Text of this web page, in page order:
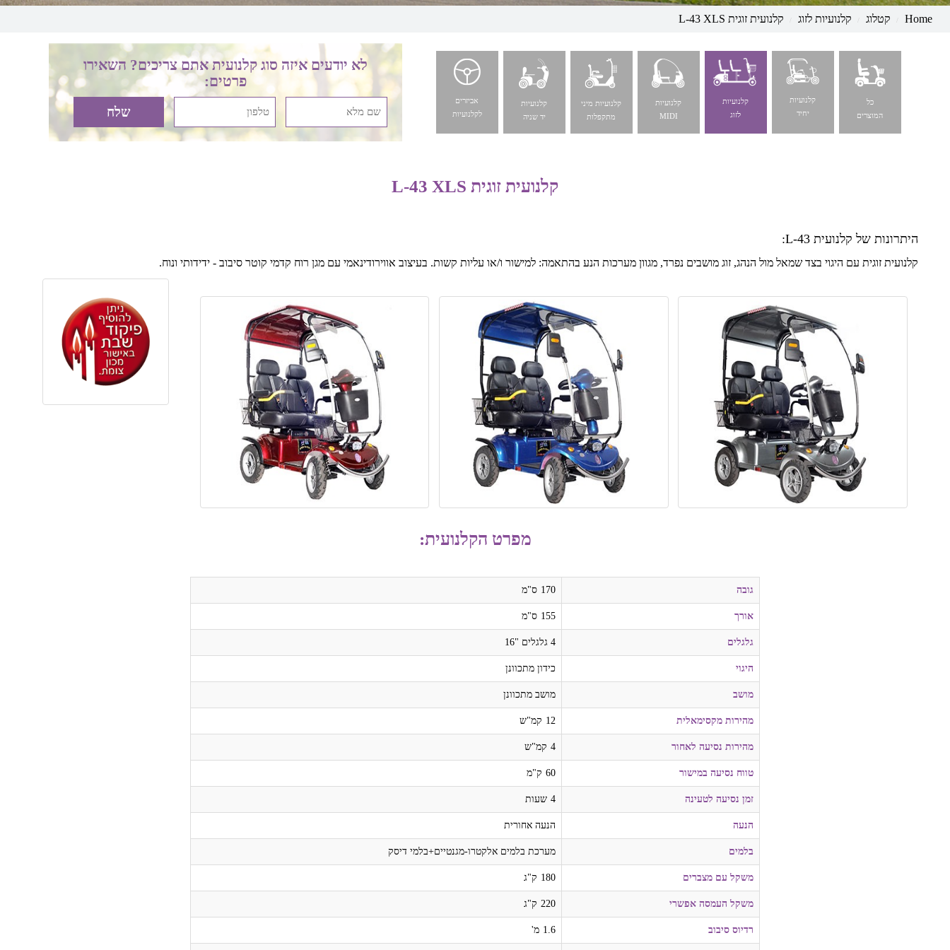
Home קטלוג קלנועיות לזוג קלנועית זוגית L-43 XLS
כל
המוצרים
קלנועיות
יחיד
קלנועיות
לזוג
קלנועיות
MIDI
קלנועיות מיני
מתקפלות
קלנועיות
יד שניה
אביזרים
לקלנועיות
לא יודעים איזה סוג קלנועית אתם צריכים? השאירו
פרטים:
קלנועית זוגית L-43 XLS
היתרונות של קלנועית L-43:
קלנועית זוגית עם היגוי בצד שמאל מול הנהג, זוג מושבים נפרד, מגוון מערכות הנע בהתאמה: למישור ו/או עליות קשות. בעיצוב אווירודינאמי עם מגן רוח קדמי קוטר סיבוב - ידידותי ונוח.
מפרט הקלנועית:
גובה 170 ס"מ
אורך 155 ס"מ
גלגלים 4 גלגלים "16
היגוי כידון מתכוונן
מושב מושב מתכוונן
מהירות מקסימאלית 12 קמ"ש
מהירות נסיעה לאחור 4 קמ"ש
טווח נסיעה במישור 60 ק"מ
זמן נסיעה לטעינה 4 שעות
הנעה הנעה אחורית
בלמים מערכת בלמים אלקטרו-מגנטיים+בלמי דיסק
משקל עם מצברים 180 ק"ג
משקל העמסה אפשרי 220 ק"ג
רדיוס סיבוב 1.6 מ'